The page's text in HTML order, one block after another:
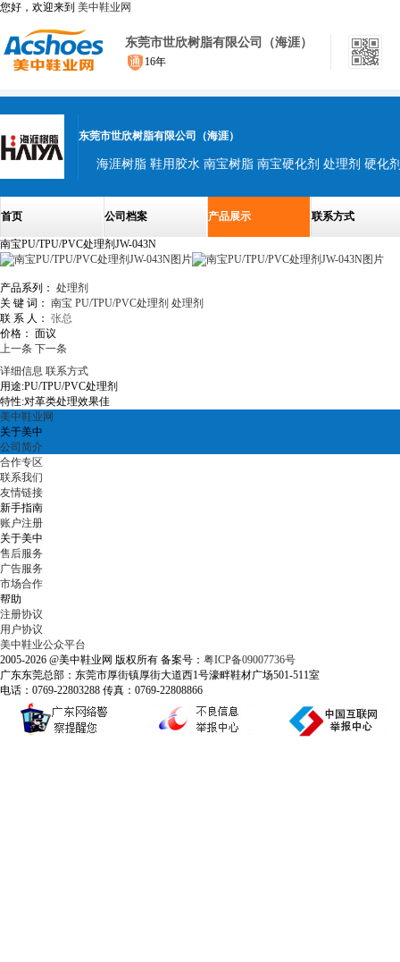
您好，欢迎来到 美中鞋业网
东莞市世欣树脂有限公司（海涯）
16年
东莞市世欣树脂有限公司（海涯）
首页 公司档案 产品展示 联系方式
南宝PU/TPU/PVC处理剂JW-043N
产品系列： 处理剂
关 键 词： 南宝 PU/TPU/PVC处理剂 处理剂
联 系 人： 张总
价格： 面议
上一条 下一条
详细信息 联系方式
用途:PU/TPU/PVC处理剂
特性:对革类处理效果佳
美中鞋业网
关于美中
公司简介
合作专区
联系我们
友情链接
新手指南
账户注册
关于美中
售后服务
广告服务
市场合作
帮助
注册协议
用户协议
美中鞋业公众平台
2005-2026 @美中鞋业网 版权所有 备案号： 粤ICP备09007736号
广东东莞总部：东莞市厚街镇厚街大道西1号濠畔鞋材广场501-511室
电话：0769-22803288 传真：0769-22808866